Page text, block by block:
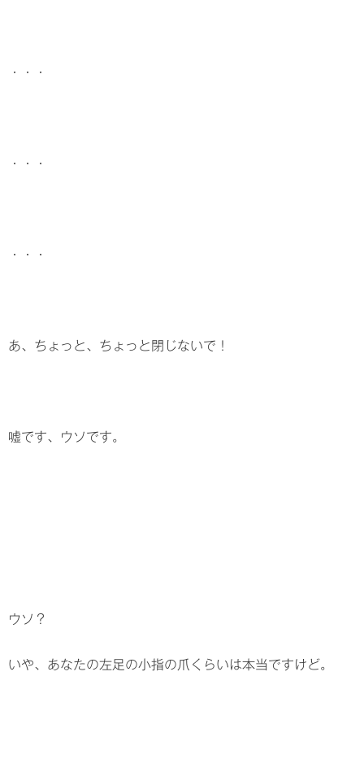
・・・
・・・
・・・
あ、ちょっと、ちょっと閉じないで！
嘘です、ウソです。
ウソ？
いや、あなたの左足の小指の爪くらいは本当ですけど。